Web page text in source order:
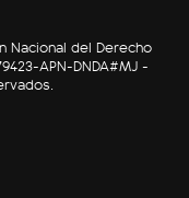
Nacional del Derecho
APN-DNDA#MJ -